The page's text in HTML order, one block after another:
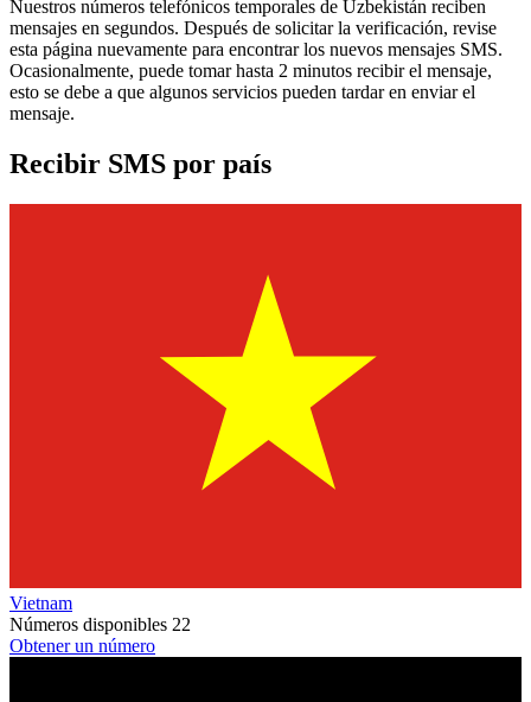
Nuestros números telefónicos temporales de Uzbekistán reciben
mensajes en segundos. Después de solicitar la verificación, revise
esta página nuevamente para encontrar los nuevos mensajes SMS.
Ocasionalmente, puede tomar hasta 2 minutos recibir el mensaje,
esto se debe a que algunos servicios pueden tardar en enviar el
mensaje.
Recibir SMS por país
Vietnam
Números disponibles 22
Obtener un número